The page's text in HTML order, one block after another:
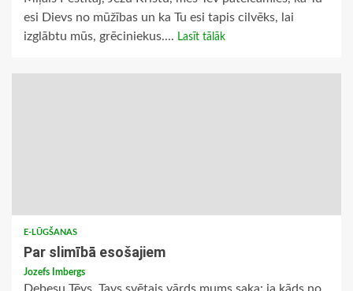
esi Dievs no mūžības un ka Tu esi tapis cilvēks, lai
izglābtu mūs, grēciniekus.... Lasīt tālāk
E-LŪGŠANAS
Par slimībā esošajiem
Jozefs Imbergs